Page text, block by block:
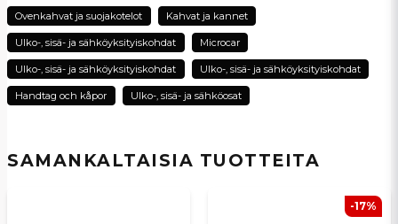
SAMANKALTAISIA ​​TUOTTEITA
-17%
name
Nimi
Ovenkahvat ja suojakotelot Kahvat ja kannet
Ulko-, sisä- ja sähköyksityiskohdat Microcar
Ulko-, sisä- ja sähköyksityiskohdat Ulko-, sisä- ja sähköyksityiskohdat
Handtag och kåpor Ulko-, sisä- ja sähköosat